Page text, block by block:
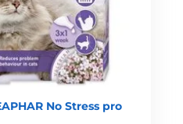
No Stress pro